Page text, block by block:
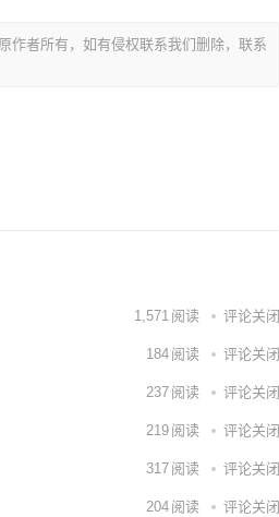
作者所有，如有侵权联系我们删除，联系
1,571 阅读 评论关闭
184 阅读 评论关闭
237 阅读 评论关闭
219 阅读 评论关闭
317 阅读 评论关闭
204 阅读 评论关闭